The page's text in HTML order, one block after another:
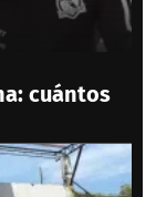
cuántos